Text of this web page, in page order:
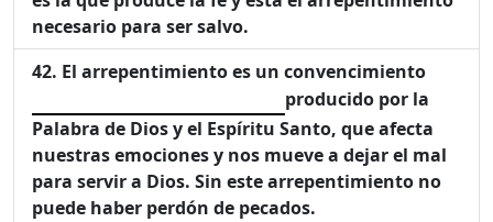
necesario para ser salvo.
El arrepentimiento es un convencimiento
producido por la
Palabra de Dios y el Espíritu Santo, que afecta
nuestras emociones y nos mueve a dejar el mal
para servir a Dios. Sin este arrepentimiento no
puede haber perdón de pecados.